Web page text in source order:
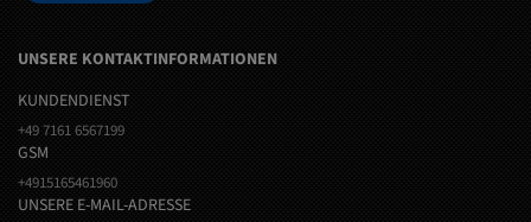
UNSERE KONTAKTINFORMATIONEN
KUNDENDIENST
+49 7161 6567199
GSM
+4915165461960
UNSERE E-MAIL-ADRESSE